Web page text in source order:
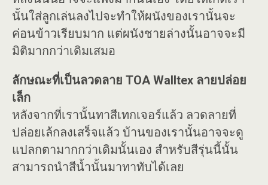
นั้นใส่ลูกเล่นลงไปจะทำให้ผนังของเรานั้นจะ
ค่อนข้าวเรียบมาก แต่ผนังชายล่างนั้นอาจจะมี
มิติมากกว่าเดิมเสมอ
ลักษณะที่เป็นลวดลาย TOA Walltex ลายปล่อย
เล็ก
หลังจากที่เรานั้นทาสีเทกเจอร์แล้ว ลวดลายที่
ปล่อยเล้กลงเสร็จแล้ว บ้านของเรานั้นอาจจะดู
แปลกตามากกว่าเดิมนั้นเอง สำหรับสีรุ่นนี้นั้น
สามารถนำสีน้ำนั้นมาทาทับได้เลย